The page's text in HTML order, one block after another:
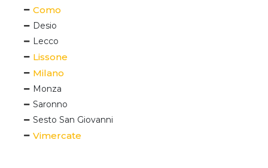
Como
Desio
Lecco
Lissone
Milano
Monza
Saronno
Sesto San Giovanni
Vimercate